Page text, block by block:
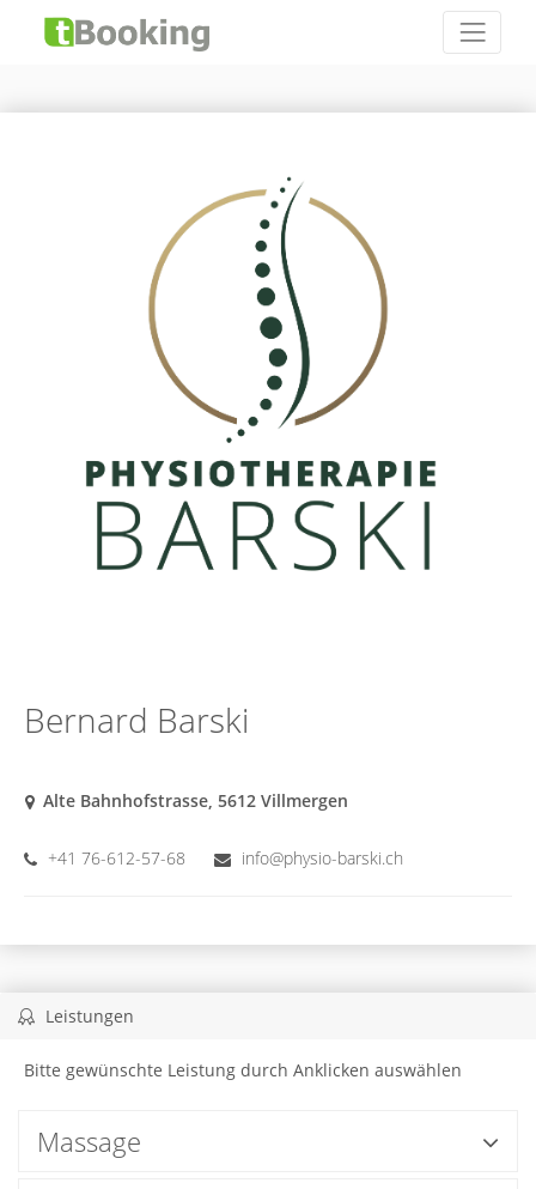
Bernard Barski
Alte Bahnhofstrasse, 5612 Villmergen
+41 76-612-57-68 info@physio-barski.ch
Leistungen
Bitte gewünschte Leistung durch Anklicken auswählen
Massage